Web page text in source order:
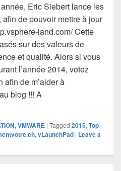
Eric Siebert lance les
de pouvoir mettre à jour
land.com/ Cette
sur des valeurs de
et qualité. Alors si vous
l’année 2014, votez
afin de m’aider à
blog !!! A
Top vBloggers 2015
, VMWARE | Tagged 2015, Top
, vLaunchPad | Leave a